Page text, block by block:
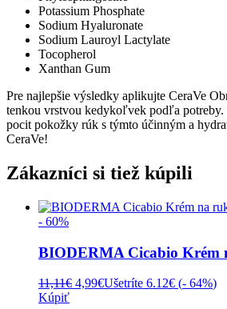
Potassium Phosphate
Sodium Hyaluronate
Sodium Lauroyl Lactylate
Tocopherol
Xanthan Gum
Pre najlepšie výsledky aplikujte CeraVe
tenkou vrstvou kedykoľvek podľa potreby.
pocit pokožky rúk s týmto účinným a
CeraVe!
Zákazníci si tiež kúpili
- 60%
BIODERMA Cicabio Krém
11,11€ Pôvodná
4,99€Aktuálna
Ušetríte 6.12€ (- 64%)
Kúpiť